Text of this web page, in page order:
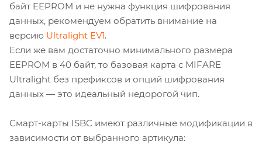
байт EEPROM и не нужна функция шифрования
данных, рекомендуем обратить внимание на
версию Ultralight EV1.
Если же вам достаточно минимального размера
EEPROM в 40 байт, то базовая карта с MIFARE
Ultralight без префиксов и опций шифрования
данных — это идеальный недорогой чип.
Смарт-карты ISBC имеют различные модификации в
зависимости от выбранного артикула: